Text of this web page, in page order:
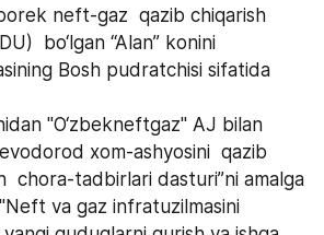
neft-gaz  qazib chiqarish
bo‘lgan “Alan” konini
Bosh pudratchisi sifatida
"O‘zbekneftgaz" AJ bilan
xom-ashyosini  qazib
chora-tadbirlari dasturi”ni amalga
va gaz infratuzilmasini